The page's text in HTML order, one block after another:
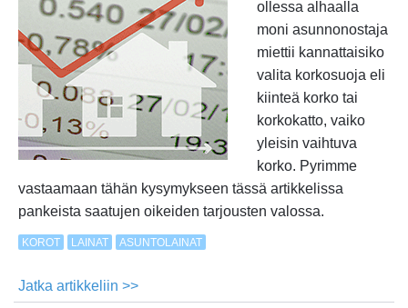
ollessa alhaalla
moni asunnonostaja
miettii kannattaisiko
valita korkosuoja eli
kiinteä korko tai
korkokatto, vaiko
yleisin vaihtuva
korko. Pyrimme
vastaamaan tähän kysymykseen tässä artikkelissa
pankeista saatujen oikeiden tarjousten valossa.
KOROT LAINAT ASUNTOLAINAT
Jatka artikkeliin >>